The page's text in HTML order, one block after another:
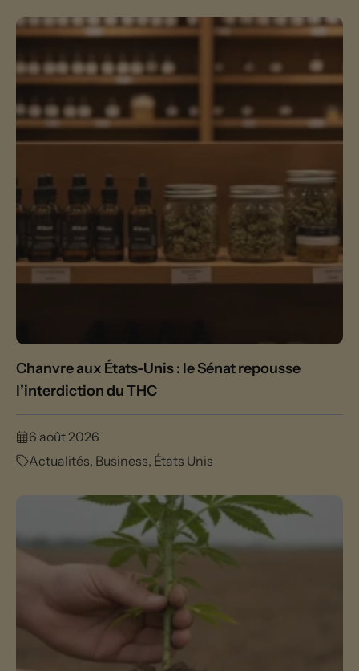
Chanvre aux États-Unis : le Sénat repousse
l’interdiction du THC
6 août 2026
Actualités, Business, États Unis